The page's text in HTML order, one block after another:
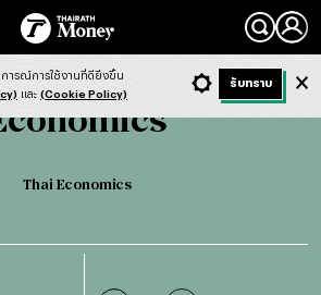
Search
Thai Economics
Thai Economics
+ ก Dark ฟังข่าว
การณ์การใช้งานที่ดียิ่งขึ้น
และ (Cookie Policy)
รับทราบ